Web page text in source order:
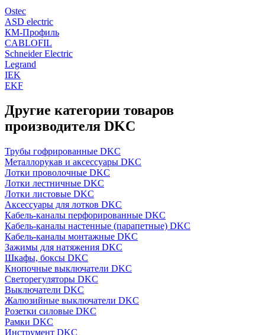
Ostec
ASD electric
КМ-Профиль
CABLOFIL
Schneider Electric
Legrand
IEK
EKF
Другие категории товаров
производителя DKC
Трубы гофрированные DKC
Металлорукав и аксессуары DKC
Лотки проволочные DKC
Лотки лестничные DKC
Лотки листовые DKC
Аксессуары для лотков DKC
Кабель-каналы перфорированные DKC
Кабель-каналы настенные (парапетные) DKC
Кабель-каналы монтажные DKC
Зажимы для натяжения DKC
Шкафы, боксы DKC
Кнопочные выключатели DKC
Светорегуляторы DKC
Выключатели DKC
Жалюзийные выключатели DKC
Розетки силовые DKC
Рамки DKC
Инструмент DKC